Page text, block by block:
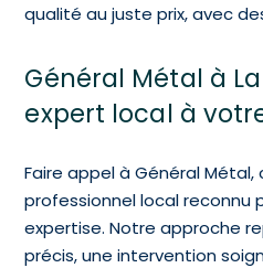
qualité au juste prix, avec
Général Métal à
expert local à
Faire appel à Général Métal,
professionnel local reconnu
expertise. Notre approche
précis, une intervention